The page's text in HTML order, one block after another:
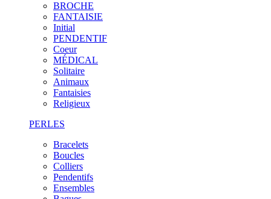
BROCHE
FANTAISIE
Initial
PENDENTIF
Coeur
MÉDICAL
Solitaire
Animaux
Fantaisies
Religieux
PERLES
Bracelets
Boucles
Colliers
Pendentifs
Ensembles